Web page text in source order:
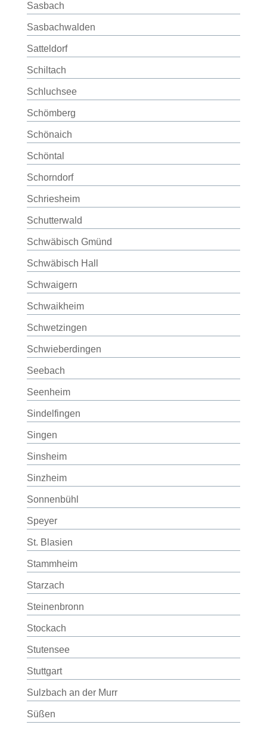
Sasbach
Sasbachwalden
Satteldorf
Schiltach
Schluchsee
Schömberg
Schönaich
Schöntal
Schorndorf
Schriesheim
Schutterwald
Schwäbisch Gmünd
Schwäbisch Hall
Schwaigern
Schwaikheim
Schwetzingen
Schwieberdingen
Seebach
Seenheim
Sindelfingen
Singen
Sinsheim
Sinzheim
Sonnenbühl
Speyer
St. Blasien
Stammheim
Starzach
Steinenbronn
Stockach
Stutensee
Stuttgart
Sulzbach an der Murr
Süßen